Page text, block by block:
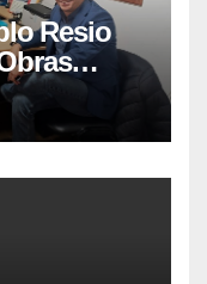
Resio
de
ruta a